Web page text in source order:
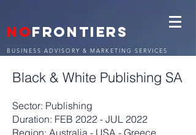
NOFRONTIERS
BUSINESS ADVISORY & MARKETING SERVICES
Black & White Publishing SA
Sector: Publishing
Duration: FEB 2022 - JUL 2022
Region: Australia - USA - Greece